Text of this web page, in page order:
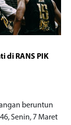
di RANS PIK
beruntun
Senin, 7 Maret